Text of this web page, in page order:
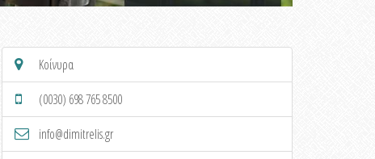
Κοίνυρα
(0030) 698 765 8500
info@dimitrelis.gr